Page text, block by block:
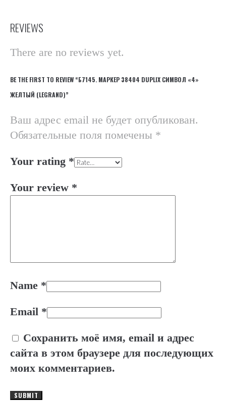
REVIEWS
There are no reviews yet.
BE THE FIRST TO REVIEW “Б7145. МАРКЕР 38404 DUPLIX СИМВОЛ «4»
ЖЕЛТЫЙ (LEGRAND)”
Ваш адрес email не будет опубликован.
Обязательные поля помечены *
Your rating *
Your review *
Name *
Email *
Сохранить моё имя, email и адрес
сайта в этом браузере для последующих
моих комментариев.